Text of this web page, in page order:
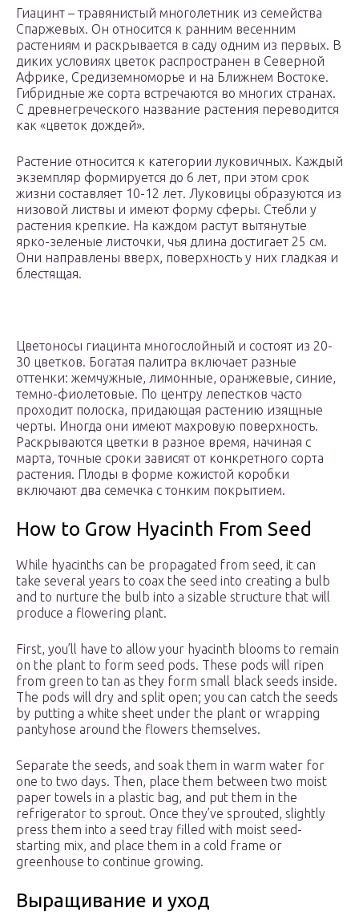
Гиацинт – травянистый многолетник из семейства
Спаржевых. Он относится к ранним весенним
растениям и раскрывается в саду одним из первых. В
диких условиях цветок распространен в Северной
Африке, Средиземноморье и на Ближнем Востоке.
Гибридные же сорта встречаются во многих странах.
С древнегреческого название растения переводится
как «цветок дождей».
Растение относится к категории луковичных. Каждый
экземпляр формируется до 6 лет, при этом срок
жизни составляет 10-12 лет. Луковицы образуются из
низовой листвы и имеют форму сферы. Стебли у
растения крепкие. На каждом растут вытянутые
ярко-зеленые листочки, чья длина достигает 25 см.
Они направлены вверх, поверхность у них гладкая и
блестящая.
Цветоносы гиацинта многослойный и состоят из 20-
30 цветков. Богатая палитра включает разные
оттенки: жемчужные, лимонные, оранжевые, синие,
темно-фиолетовые. По центру лепестков часто
проходит полоска, придающая растению изящные
черты. Иногда они имеют махровую поверхность.
Раскрываются цветки в разное время, начиная с
марта, точные сроки зависят от конкретного сорта
растения. Плоды в форме кожистой коробки
включают два семечка с тонким покрытием.
How to Grow Hyacinth From Seed
While hyacinths can be propagated from seed, it can
take several years to coax the seed into creating a bulb
and to nurture the bulb into a sizable structure that will
produce a flowering plant.
First, you’ll have to allow your hyacinth blooms to remain
on the plant to form seed pods. These pods will ripen
from green to tan as they form small black seeds inside.
The pods will dry and split open; you can catch the seeds
by putting a white sheet under the plant or wrapping
pantyhose around the flowers themselves.
Separate the seeds, and soak them in warm water for
one to two days. Then, place them between two moist
paper towels in a plastic bag, and put them in the
refrigerator to sprout. Once they’ve sprouted, slightly
press them into a seed tray filled with moist seed-
starting mix, and place them in a cold frame or
greenhouse to continue growing.
Выращивание и уход